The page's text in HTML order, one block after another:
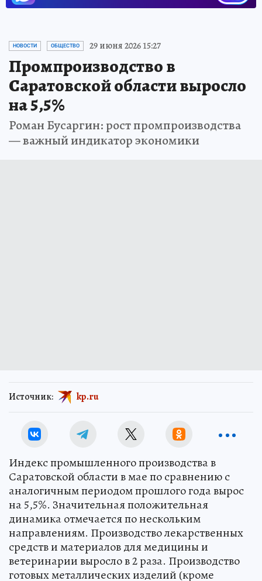
НОВОСТИ ОБЩЕСТВО 29 июня 2026 15:27
Промпроизводство в
Саратовской области выросло
на 5,5%
Роман Бусаргин: рост промпроизводства
— важный индикатор экономики
Источник: kp.ru
Индекс промышленного производства в
Саратовской области в мае по сравнению с
аналогичным периодом прошлого года вырос
на 5,5%. Значительная положительная
динамика отмечается по нескольким
направлениям. Производство лекарственных
средств и материалов для медицины и
ветеринарии выросло в 2 раза. Производство
готовых металлических изделий (кроме